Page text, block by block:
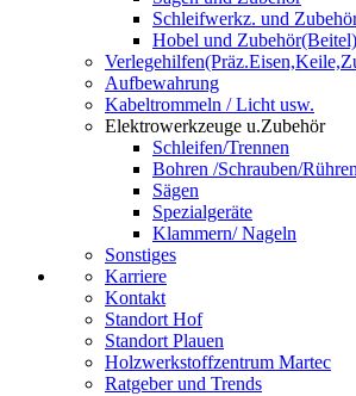
Schleifwerkz. und
Hobel und Zubehör(Beitel)
Aufbewahrung
Kabeltrommeln / Licht usw.
Elektrowerkzeuge u.Zubehör
Schleifen/Trennen
Bohren /Schrauben/
Sägen
Spezialgeräte
Klammern/ Nageln
Sonstiges
Karriere
Kontakt
Standort Hof
Standort Plauen
Holzwerkstoffzentrum Martec
Ratgeber und Trends